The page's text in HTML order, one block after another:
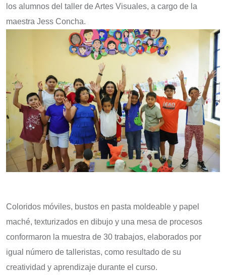
los alumnos del taller de Artes Visuales, a cargo de la
maestra Jess Concha.
Coloridos móviles, bustos en pasta moldeable y papel
maché, texturizados en dibujo y una mesa de procesos
conformaron la muestra de 30 trabajos, elaborados por
igual número de talleristas, como resultado de su
creatividad y aprendizaje durante el curso.